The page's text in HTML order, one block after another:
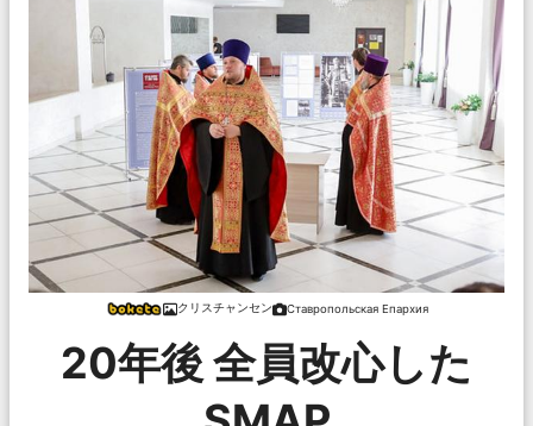
クリスチャンセン Ставропольская Епархия
20年後 全員改心した